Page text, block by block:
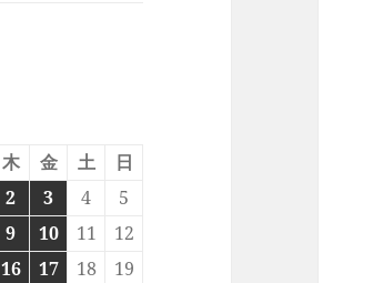
木 金 土
日
2 3 4
5
9 10 11
12
16 17 18
19